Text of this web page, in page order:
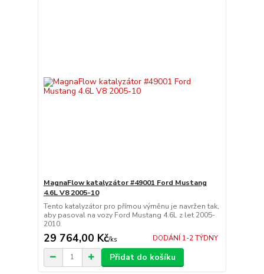
MagnaFlow katalyzátor #49001 Ford Mustang
4.6L V8 2005-10
Tento katalyzátor pro přímou výměnu je navržen tak,
aby pasoval na vozy Ford Mustang 4.6L z ​​let 2005-
2010.
29 764,00 Kč/ks DODÁNÍ 1-2 TÝDNY
Přidat do košíku